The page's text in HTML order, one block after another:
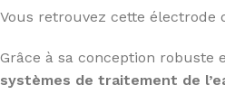
Vous retrouvez cette électrode
Grâce à sa conception robuste
systèmes de traitement de